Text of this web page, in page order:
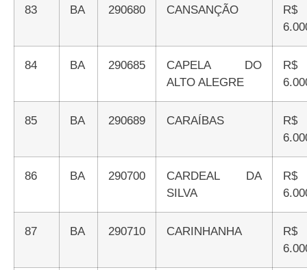
83 BA 290680 CANSANÇÃO
R$
84 BA 290685
CAPELA DO
ALTO ALEGRE
R$
85 BA 290689 CARAÍBAS
R$
86 BA 290700
CARDEAL DA
SILVA
R$
87 BA 290710 CARINHANHA
R$